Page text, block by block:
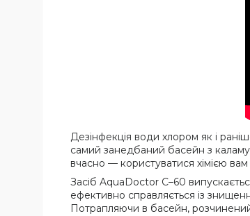
Дезінфекція води хлором як і
самий занедбаний басейн з
вчасно — користуватися хімією
Засіб AquaDoctor C–60
ефективно справляється із
Потрапляючи в басейн,